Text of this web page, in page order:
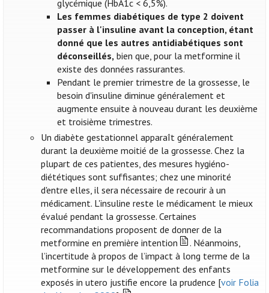
glycémique (HbA1c < 6,5%).
Les femmes diabétiques de type 2 doivent
passer à l'insuline avant la conception, étant
donné que les autres antidiabétiques sont
déconseillés, bien que, pour la metformine il
existe des données rassurantes.
Pendant le premier trimestre de la grossesse, le
besoin d'insuline diminue généralement et
augmente ensuite à nouveau durant les deuxième
et troisième trimestres.
Un diabète gestationnel apparaît généralement
durant la deuxième moitié de la grossesse. Chez la
plupart de ces patientes, des mesures hygiéno-
diététiques sont suffisantes; chez une minorité
d'entre elles, il sera nécessaire de recourir à un
médicament. L'insuline reste le médicament le mieux
évalué pendant la grossesse. Certaines
recommandations proposent de donner de la
metformine en première intention
. Néanmoins,
l’incertitude à propos de l’impact à long terme de la
metformine sur le développement des enfants
exposés in utero justifie encore la prudence [voir Folia